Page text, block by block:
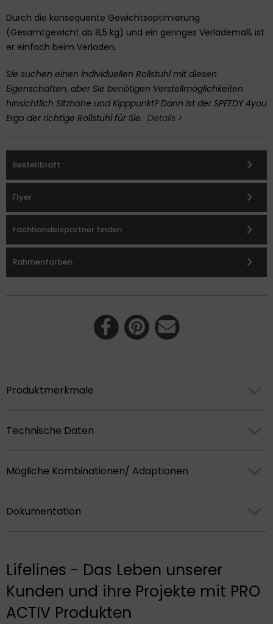
Durch die konsequente Gewichtsoptimierung
(Gesamtgewicht ab 8,5 kg) und ein geringes Verlademaß ist
er einfach beim Verladen.
Sie suchen einen individuellen Rollstuhl mit diesen
Eigenschaften, aber Sie benötigen Verstellmöglichkeiten
hinsichtlich Sitzhöhe und Kipppunkt? Dann ist der SPEEDY 4you
Ergo der richtige Rollstuhl für Sie. Details >
Bestellblatt
Flyer
Fachhandelspartner finden
Rahmenfarben
Produktmerkmale
Technische Daten
Mögliche Kombinationen/ Adaptionen
Dokumentation
Lifelines - Das Leben unserer
Kunden und ihre Projekte mit PRO
ACTIV Produkten